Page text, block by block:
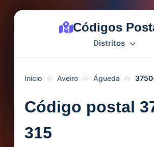
Códigos
Distritos
Início Aveiro Águeda
Código postal
315